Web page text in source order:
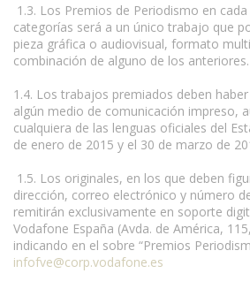
1.3. Los Premios de Periodismo en
categorías será a un único trabajo que
pieza gráfica o audiovisual, formato
combinación de alguno de los anteriores.
1.4. Los trabajos premiados deben
algún medio de comunicación impreso,
cualquiera de las lenguas oficiales del
de enero de 2015 y el 30 de marzo de
1.5. Los originales, en los que deben
dirección, correo electrónico y número
remitirán exclusivamente en soporte
Vodafone España (Avda. de América,
indicando en el sobre “Premios
infofve@corp.vodafone.es